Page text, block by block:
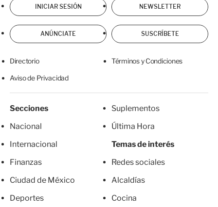
INICIAR SESIÓN NEWSLETTER
ANÚNCIATE SUSCRÍBETE
Directorio Términos y Condiciones
Aviso de Privacidad
Secciones
Nacional
Internacional
Finanzas
Ciudad de México
Deportes
Suplementos
Última Hora
Temas de interés
Redes sociales
Alcaldías
Cocina